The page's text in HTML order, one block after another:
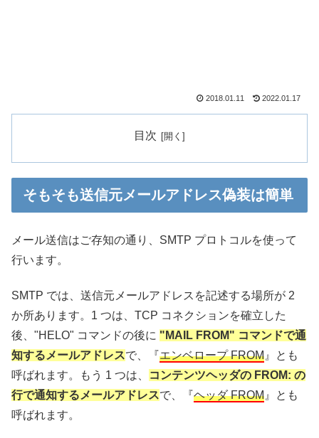
2018.01.11 2022.01.17
目次
そもそも送信元メールアドレス偽装は簡単
メール送信はご存知の通り、SMTP プロトコルを使って
行います。
SMTP では、送信元メールアドレスを記述する場所が 2
か所あります。1 つは、TCP コネクションを確立した
後、"HELO" コマンドの後に "MAIL FROM" コマンドで通
知するメールアドレスで、『エンベロープ FROM 』とも
呼ばれます。もう 1 つは、
コンテンツヘッダの FROM: の
行で通知するメールアドレスで、『ヘッダ FROM 』とも
呼ばれます。